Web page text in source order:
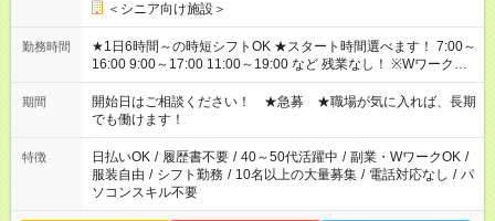
＜シニア向け施設＞
勤務時間
★1日6時間～の時短シフトOK ★スタート時間選べます！ 7:00～
16:00 9:00～17:00 11:00～19:00 など 残業なし！ ※Wワークの
場合、他のお仕事と合わせ週40時間超の就業はご案内できませ
ん ※法令に基づき、週20時間以上勤務は社会保険への加入対象
となります ※労働者派遣法（日雇い派遣の原則禁止）により、
短時間・短期間の就業はご案内が難しい場合があります
期間
開始日はご相談ください！ ★急募 ★職場が気に入れば、長期
でも働けます！
特徴 日払いOK / 履歴書不要 / 40～50代活躍中 / 副業・WワークOK /
服装自由 / シフト勤務 / 10名以上の大量募集 / 電話対応なし / パ
ソコンスキル不要